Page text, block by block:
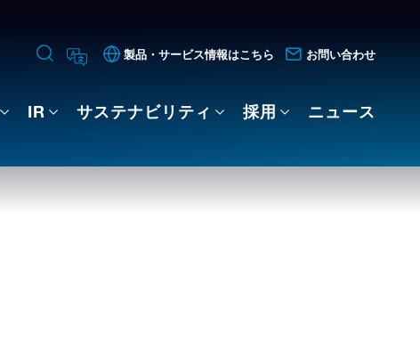
製品・サービス情報はこちら お問い合わせ
IR サステナビリティ 採用 ニュース